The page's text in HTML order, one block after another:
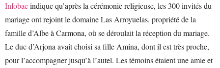
Infobaeindique qu’après la cérémonie religieuse, les 300 invités du
mariage ont rejoint le domaine Las Arroyuelas, propriété de la
famille d’Albe à Carmona, où se déroulait la réception du mariage.
Le duc d’Arjona avait choisi sa fille Amina, dont il est très proche,
pour l’accompagner jusqu’à l’autel. Les témoins étaient une amie et